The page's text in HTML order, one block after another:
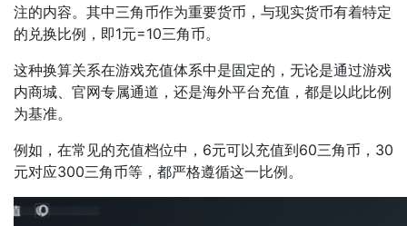
注的内容。其中三角币作为重要货币，与现实货币有着特定
的兑换比例，即1元=10三角币。
这种换算关系在游戏充值体系中是固定的，无论是通过游戏
内商城、官网专属通道，还是海外平台充值，都是以此比例
为基准。
例如，在常见的充值档位中，6元可以充值到60三角币，30
元对应300三角币等，都严格遵循这一比例。